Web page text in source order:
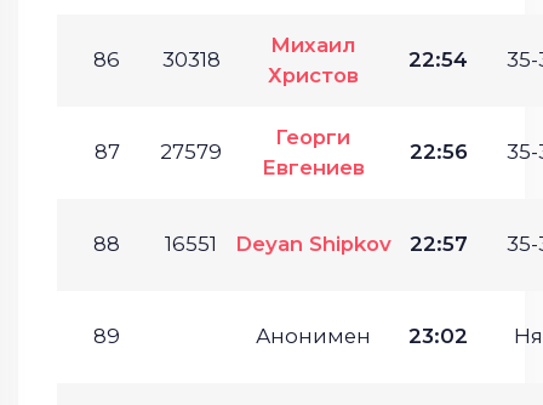
86 30318
Михаил
Христов
22:54 35-
87 27579
Георги
Евгениев
22:56 35-
88 16551 Deyan Shipkov 22:57 35-
89 Анонимен 23:02